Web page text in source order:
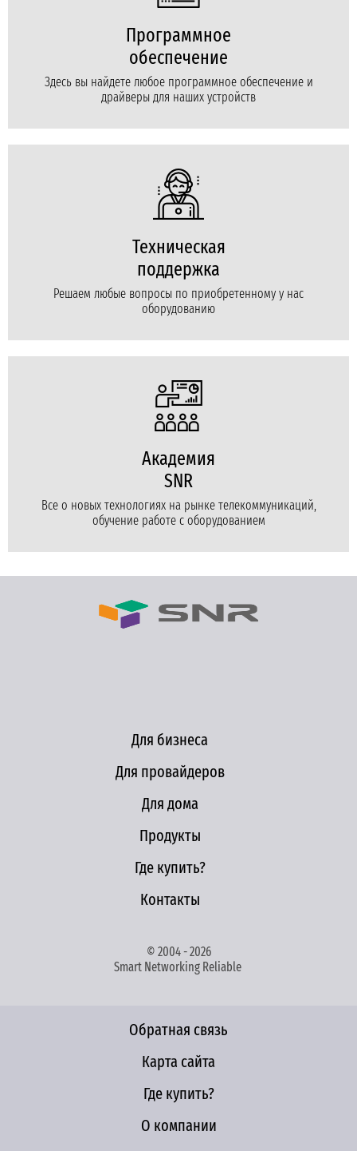
Программное
обеспечение
Здесь вы найдете любое программное обеспечение и
драйверы для наших устройств
Техническая
поддержка
Решаем любые вопросы по приобретенному у нас
оборудованию
Академия
SNR
Все о новых технологиях на рынке телекоммуникаций,
обучение работе с оборудованием
Для бизнеса
Для провайдеров
Для дома
Продукты
Где купить?
Контакты
© 2004 - 2026
Smart Networking Reliable
Обратная связь
Карта сайта
Где купить?
О компании